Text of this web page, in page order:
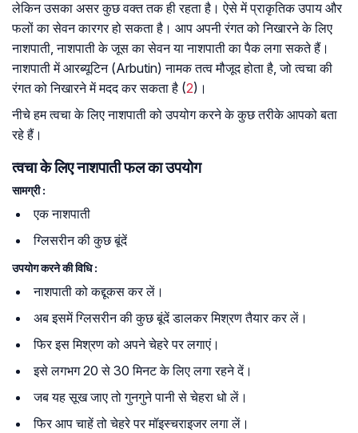
लेकिन उसका असर कुछ वक्त तक ही रहता है। ऐसे में प्राकृतिक उपाय और
फलों का सेवन कारगर हो सकता है। आप अपनी रंगत को निखारने के लिए
नाशपाती, नाशपाती के जूस का सेवन या नाशपाती का पैक लगा सकते हैं।
नाशपाती में आरब्यूटिन (Arbutin) नामक तत्व मौजूद होता है, जो त्वचा की
रंगत को निखारने में मदद कर सकता है (2)।
नीचे हम त्वचा के लिए नाशपाती को उपयोग करने के कुछ तरीके आपको बता
रहे हैं।
त्वचा के लिए नाशपाती फल का उपयोग
सामग्री :
एक नाशपाती
ग्लिसरीन की कुछ बूंदें
उपयोग करने की विधि :
नाशपाती को कद्दूकस कर लें।
अब इसमें ग्लिसरीन की कुछ बूंदें डालकर मिश्रण तैयार कर लें।
फिर इस मिश्रण को अपने चेहरे पर लगाएं।
इसे लगभग 20 से 30 मिनट के लिए लगा रहने दें।
जब यह सूख जाए तो गुनगुने पानी से चेहरा धो लें।
फिर आप चाहें तो चेहरे पर मॉइस्चराइजर लगा लें।